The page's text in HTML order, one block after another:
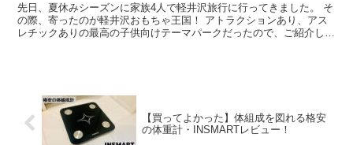
先日、夏休みシーズンに家族4人で軽井沢旅行に行ってきました。 そ
の際、寄ったのが軽井沢おもちゃ王国！ アトラクションあり、アス
レチックありの最高の子供向けテーマパークだったので、ご紹介しま
【買ってよかった】体組成を図れる格安
の体重計・INSMARTレビュー！